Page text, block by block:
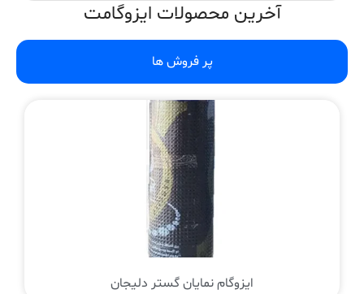
آخرین محصولات ایزوگامت
پر فروش ها
ایزوگام نمایان گستر دلیجان